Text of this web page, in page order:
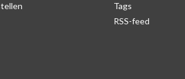
Tags
RSS-feed